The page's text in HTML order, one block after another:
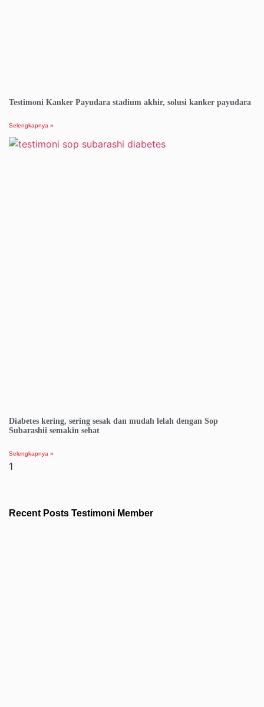
Testimoni Kanker Payudara stadium akhir, solusi kanker payudara
Selengkapnya »
Diabetes kering, sering sesak dan mudah lelah dengan Sop
Subarashii semakin sehat
Selengkapnya »
Recent Posts Testimoni Member